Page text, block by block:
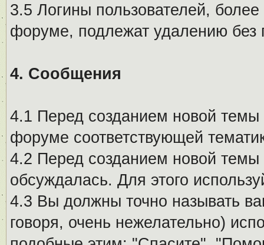
3.5 Логины пользователей,
форуме, подлежат удалению без
4. Сообщения
4.1 Перед созданием новой темы
форуме соответствующей
4.2 Перед созданием новой
обсуждалась. Для этого
4.3 Вы должны точно называть
говоря, очень нежелательно)